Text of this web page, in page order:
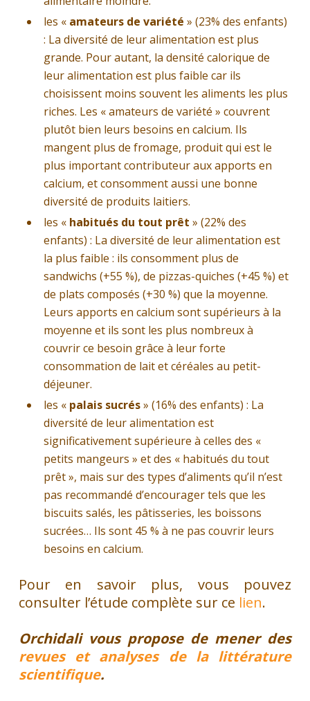
les « amateurs de variété » (23% des enfants)
: La diversité de leur alimentation est plus
grande. Pour autant, la densité calorique de
leur alimentation est plus faible car ils
choisissent moins souvent les aliments les plus
riches. Les « amateurs de variété » couvrent
plutôt bien leurs besoins en calcium. Ils
mangent plus de fromage, produit qui est le
plus important contributeur aux apports en
calcium, et consomment aussi une bonne
diversité de produits laitiers.
les « habitués du tout prêt » (22% des
enfants) : La diversité de leur alimentation est
la plus faible : ils consomment plus de
sandwichs (+55 %), de pizzas-quiches (+45 %) et
de plats composés (+30 %) que la moyenne.
Leurs apports en calcium sont supérieurs à la
moyenne et ils sont les plus nombreux à
couvrir ce besoin grâce à leur forte
consommation de lait et céréales au petit-
déjeuner.
les « palais sucrés» (16% des enfants) : La
diversité de leur alimentation est
significativement supérieure à celles des «
petits mangeurs » et des « habitués du tout
prêt », mais sur des types d’aliments qu’il n’est
pas recommandé d’encourager tels que les
biscuits salés, les pâtisseries, les boissons
sucrées… Ils sont 45 % à ne pas couvrir leurs
besoins en calcium.
Pour en savoir plus, vous pouvez
consulter l’étude complète sur ce lien.
Orchidali vous propose de mener des
revues et analyses de la littérature
scientifique.